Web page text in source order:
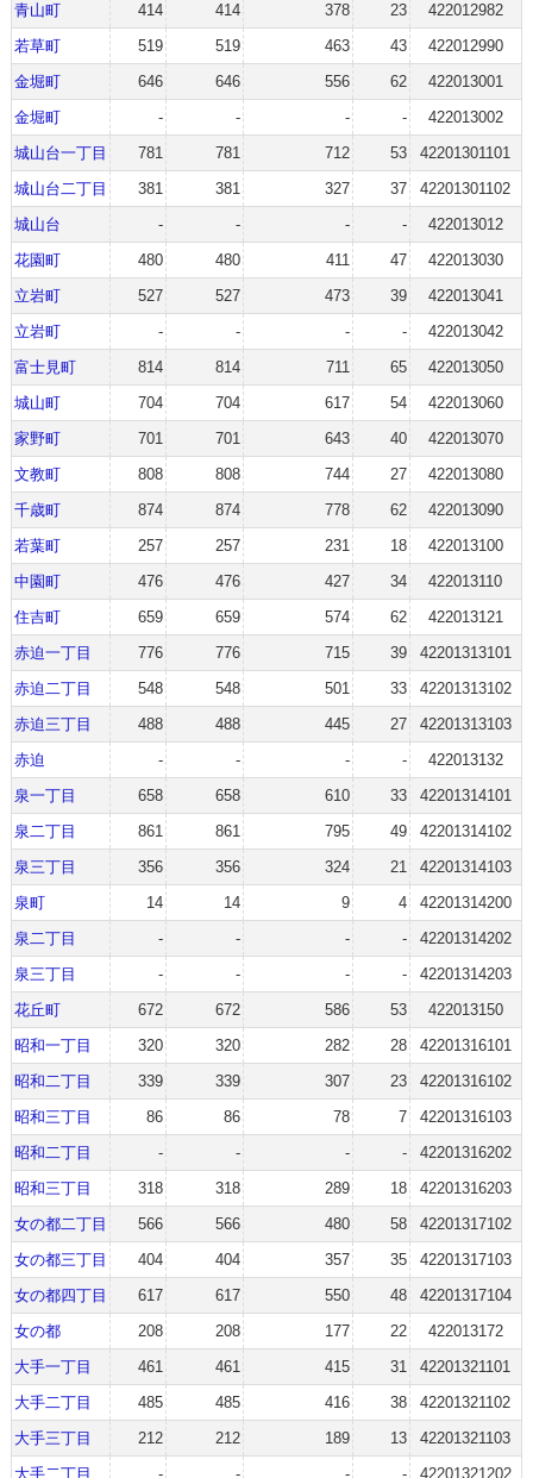
青山町
414 414 378 23
422012982
若草町
519 519 463 43
422012990
金堀町
646 646 556 62
422013001
金堀町
- - - -
422013002
城山台一丁目
781 781 712 53
42201301101
城山台二丁目
381 381 327 37
42201301102
城山台
- - - -
422013012
花園町
480 480 411 47
422013030
立岩町
527 527 473 39
422013041
立岩町
- - - -
422013042
富士見町
814 814 711 65
422013050
城山町
704 704 617 54
422013060
家野町
701 701 643 40
422013070
文教町
808 808 744 27
422013080
千歳町
874 874 778 62
422013090
若葉町
257 257 231 18
422013100
中園町
476 476 427 34
422013110
住吉町
659 659 574 62
422013121
赤迫一丁目
776 776 715 39
42201313101
赤迫二丁目
548 548 501 33
42201313102
赤迫三丁目
488 488 445 27
42201313103
赤迫
- - - -
422013132
泉一丁目
658 658 610 33
42201314101
泉二丁目
861 861 795 49
42201314102
泉三丁目
356 356 324 21
42201314103
泉町
14 14 9 4
42201314200
泉二丁目
- - - -
42201314202
泉三丁目
- - - -
42201314203
花丘町
672 672 586 53
422013150
昭和一丁目
320 320 282 28
42201316101
昭和二丁目
339 339 307 23
42201316102
昭和三丁目
86 86 78 7
42201316103
昭和二丁目
- - - -
42201316202
昭和三丁目
318 318 289 18
42201316203
女の都二丁目
566 566 480 58
42201317102
女の都三丁目
404 404 357 35
42201317103
女の都四丁目
617 617 550 48
42201317104
女の都
208 208 177 22
422013172
大手一丁目
461 461 415 31
42201321101
大手二丁目
485 485 416 38
42201321102
大手三丁目
212 212 189 13
42201321103
大手二丁目
- - - - 42201321202